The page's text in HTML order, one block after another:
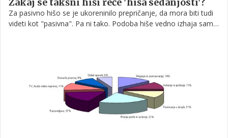
Zakaj se takšni hiši reče 'hiša sedanjosti'?
Za pasivno hišo se je ukoreninilo prepričanje, da mora biti tudi
videti kot "pasivna". Pa ni tako. Podoba hiše vedno izhaja samo